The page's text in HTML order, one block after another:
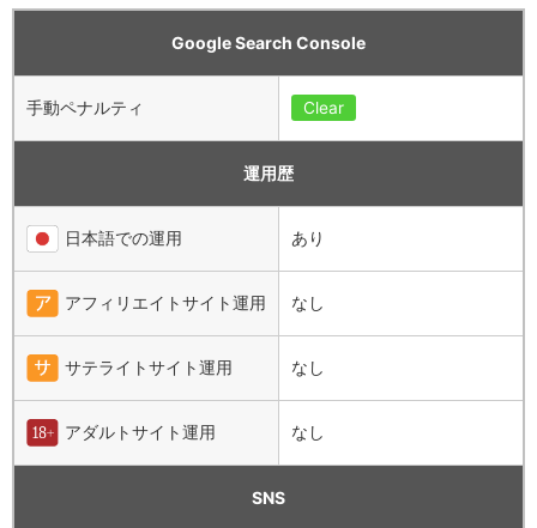
Google Search Console
手動ペナルティ Clear
運用歴
日本語での運用 あり
アフィリエイトサイト運用 なし
サテライトサイト運用 なし
アダルトサイト運用 なし
SNS